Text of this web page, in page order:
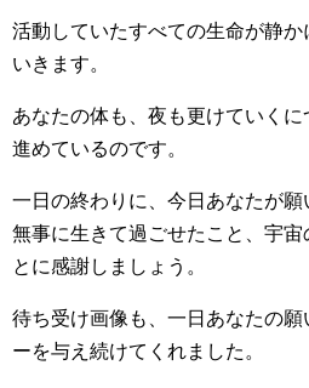
活動していたすべての生命が静
いきます。
あなたの体も、夜も更けていく
進めているのです。
一日の終わりに、今日あなたが願
無事に生きて過ごせたこと、宇宙
とに感謝しましょう。
待ち受け画像も、一日あなたの
ーを与え続けてくれました。